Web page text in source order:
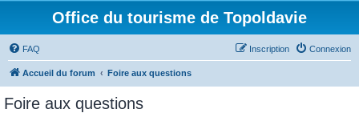
Office du tourisme de Topoldavie
FAQ Connexion
Inscription
Accueil du forum Foire aux questions
Foire aux questions